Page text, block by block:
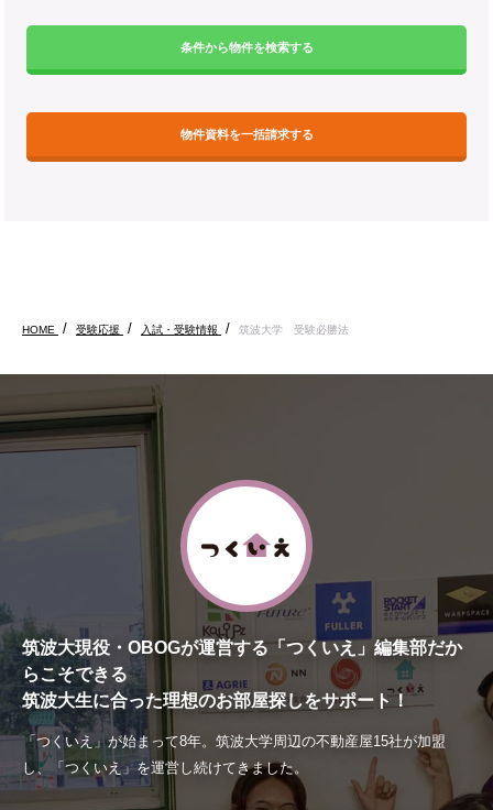
条件から物件を検索する
物件資料を一括請求する
HOME 受験応援 入試・受験情報 筑波大学 受験必勝法
筑波大現役・OBOGが運営する「つくいえ」編集部だか
らこそできる
筑波大生に合った理想のお部屋探しをサポート！
「つくいえ」が始まって8年。筑波大学周辺の不動産屋15社が加盟
し、「つくいえ」を運営し続けてきました。